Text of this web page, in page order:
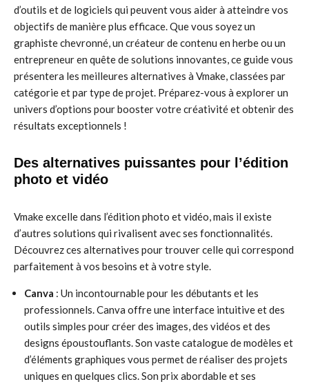
d’outils et de logiciels qui peuvent vous aider à atteindre vos
objectifs de manière plus efficace. Que vous soyez un
graphiste chevronné, un créateur de contenu en herbe ou un
entrepreneur en quête de solutions innovantes, ce guide vous
présentera les meilleures alternatives à Vmake, classées par
catégorie et par type de projet. Préparez-vous à explorer un
univers d’options pour booster votre créativité et obtenir des
résultats exceptionnels !
Des alternatives puissantes pour l’édition
photo et vidéo
Vmake excelle dans l’édition photo et vidéo, mais il existe
d’autres solutions qui rivalisent avec ses fonctionnalités.
Découvrez ces alternatives pour trouver celle qui correspond
parfaitement à vos besoins et à votre style.
Canva : Un incontournable pour les débutants et les
professionnels. Canva offre une interface intuitive et des
outils simples pour créer des images, des vidéos et des
designs époustouflants. Son vaste catalogue de modèles et
d’éléments graphiques vous permet de réaliser des projets
uniques en quelques clics. Son prix abordable et ses